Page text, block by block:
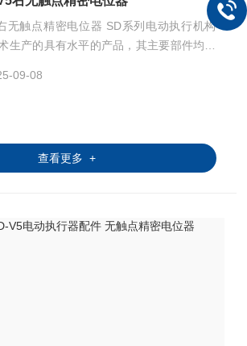
无触点精密电位器 SD系列电动执行机构
生产的具有水平的产品，其主要部件均为
整机测试严格执行 标准。
09-08
查看更多 +